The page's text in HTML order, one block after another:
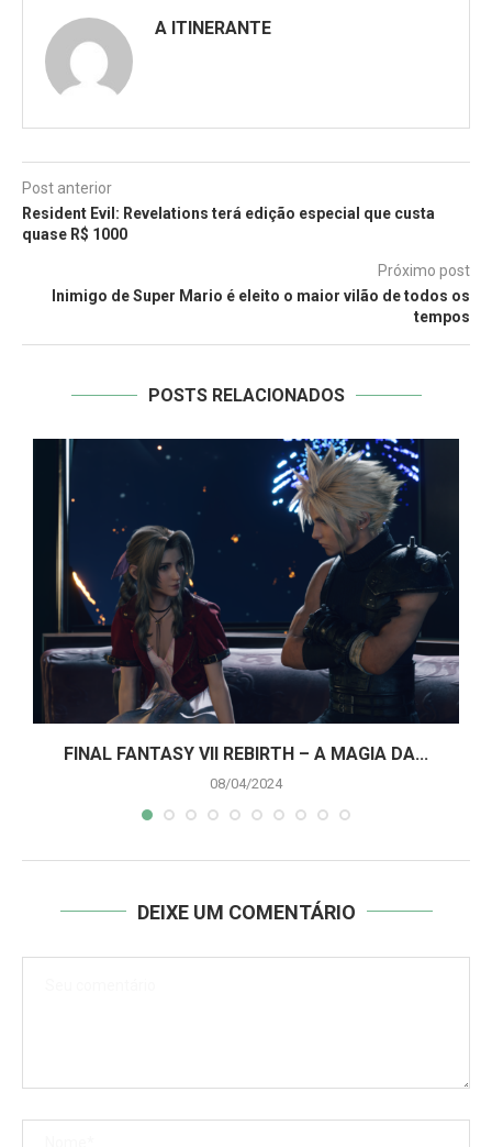
A ITINERANTE
Post anterior
Resident Evil: Revelations terá edição especial que custa
quase R$ 1000
Próximo post
Inimigo de Super Mario é eleito o maior vilão de todos os
tempos
POSTS RELACIONADOS
FINAL FANTASY VII REBIRTH – A MAGIA DA...
08/04/2024
DEIXE UM COMENTÁRIO